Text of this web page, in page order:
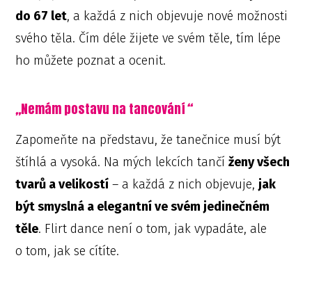
do 67 let, a každá z nich objevuje nové možnosti
svého těla. Čím déle žijete ve svém těle, tím lépe
ho můžete poznat a ocenit.
„Nemám postavu na tancování“
Zapomeňte na představu, že tanečnice musí být
štíhlá a vysoká. Na mých lekcích tančíženy všech
tvarů a velikostí – a každá z nich objevuje,jak
být smyslná a elegantní ve svém jedinečném
těle. Flirt dance není o tom, jak vypadáte, ale
o tom, jak se cítíte.